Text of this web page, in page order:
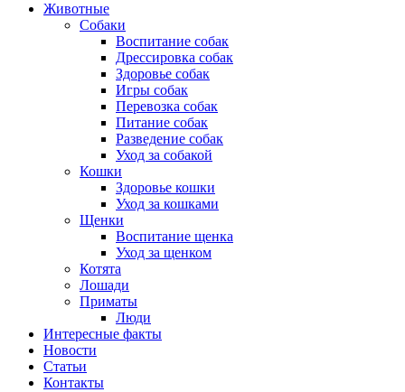
Животные
Собаки
Воспитание собак
Дрессировка собак
Здоровье собак
Игры собак
Перевозка собак
Питание собак
Разведение собак
Уход за собакой
Кошки
Здоровье кошки
Уход за кошками
Щенки
Воспитание щенка
Уход за щенком
Котята
Лошади
Приматы
Люди
Интересные факты
Новости
Статьи
Контакты